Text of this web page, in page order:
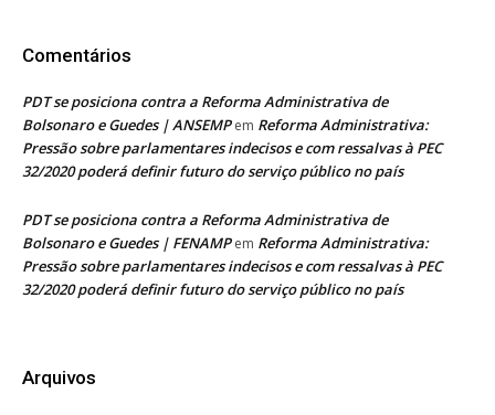
Comentários
PDT se posiciona contra a Reforma Administrativa de
Bolsonaro e Guedes | ANSEMPem Reforma Administrativa:
Pressão sobre parlamentares indecisos e com ressalvas à PEC
32/2020 poderá definir futuro do serviço público no país
PDT se posiciona contra a Reforma Administrativa de
Bolsonaro e Guedes | FENAMPem Reforma Administrativa:
Pressão sobre parlamentares indecisos e com ressalvas à PEC
32/2020 poderá definir futuro do serviço público no país
Arquivos